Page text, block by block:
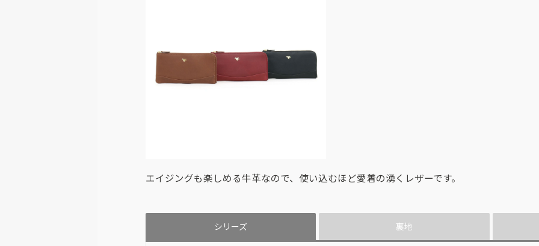
エイジングも楽しめる牛革なので、使い込むほど愛着の湧くレザーです。
シリーズ 裏地